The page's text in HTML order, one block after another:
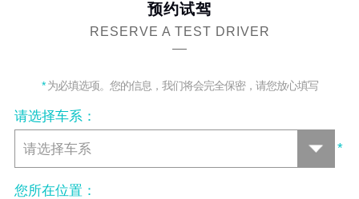
预约试驾
RESERVE A TEST DRIVER
*为必填选项。您的信息，我们将会完全保密，请您放心填写
请选择车系：
*
您所在位置：